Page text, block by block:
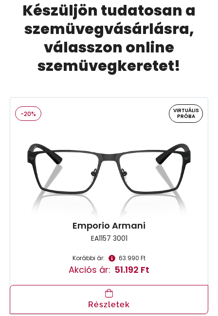
Készüljön tudatosan a
szemüvegvásárlásra,
válasszon online
szemüvegkeretet!
-20%
VIRTUÁLIS
PRÓBA
Emporio Armani
EA1157 3001
Korábbi ár: 63.990 Ft
Akciós ár: 51.192 Ft
Részletek